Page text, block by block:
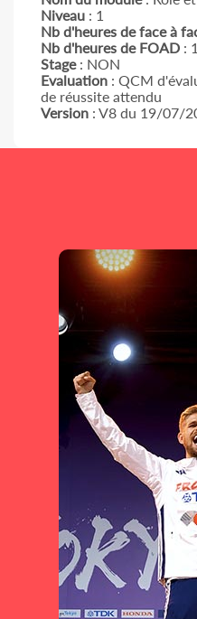
Niveau : 1
Nb d'heures de face à
Nb d'heures de FOAD :
Stage: NON
Evaluation : QCM
de réussite attendu
Version : V8 du 19/07/